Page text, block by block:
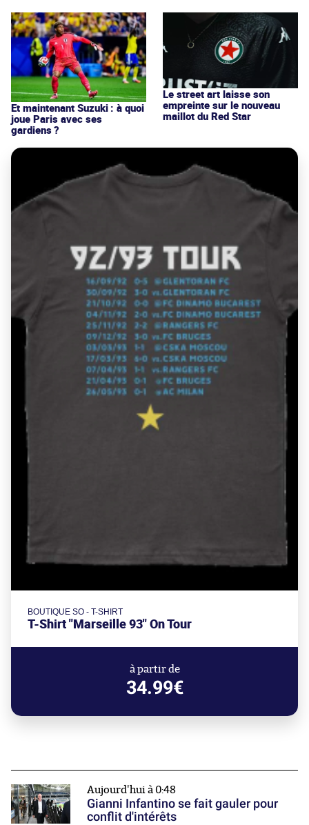
Et maintenant Suzuki : à quoi
joue Paris avec ses
gardiens ?
Le street art laisse son
empreinte sur le nouveau
maillot du Red Star
BOUTIQUE SO - T-SHIRT
T-Shirt "Marseille 93" On Tour
à partir de
34.99€
Aujourd'hui à 0:48
Gianni Infantino se fait gauler pour
conflit d'intérêts